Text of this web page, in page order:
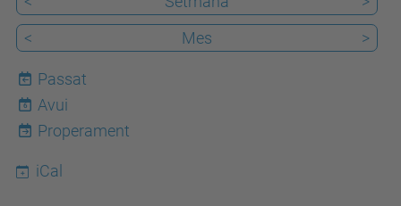
<
Mes >
Passat
6
Avui
Properament
iCal